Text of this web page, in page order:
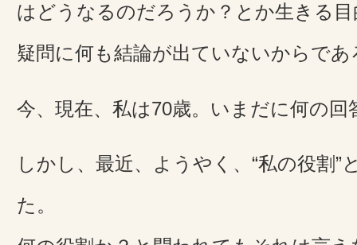
はどうなるのだろうか？とか生きる
疑問に何も結論が出ていないからで
今、現在、私は70歳。いまだに何の回
しかし、最近、ようやく、“私の役割”
た。